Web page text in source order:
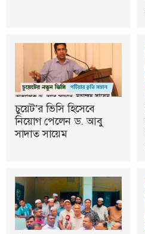
চুয়েট’র ভিসি হিসেবে
নিয়োগ পেলেন ড. আবু
সাদাত সায়েম